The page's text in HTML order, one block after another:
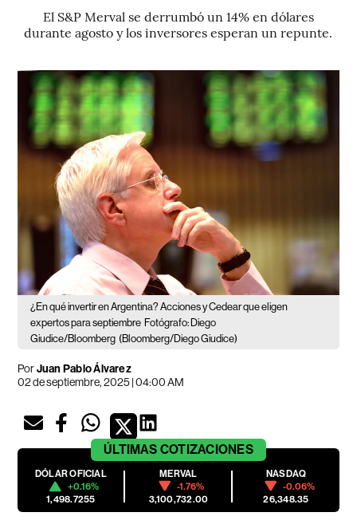
El S&P Merval se derrumbó un 14% en dólares
durante agosto y los inversores esperan un repunte.
¿En qué invertir en Argentina? Acciones y Cedear que eligen
expertos para septiembre Fotógrafo: Diego
Giudice/Bloomberg (Bloomberg/Diego Giudice)
PorJuan Pablo Álvarez
02 de septiembre, 2025 | 04:00 AM
ÚLTIMAS COTIZACIONES
DÓLAR OFICIAL
+0.16%
1,498.7255
MERVAL
-1.76%
3,100,732.00
NASDAQ
-0.06%
26,348.35